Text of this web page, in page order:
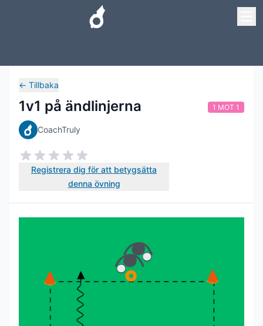
← Tillbaka
1v1 på ändlinjerna
CoachTruly
Registrera dig för att betygsätta
denna övning
1 MOT 1